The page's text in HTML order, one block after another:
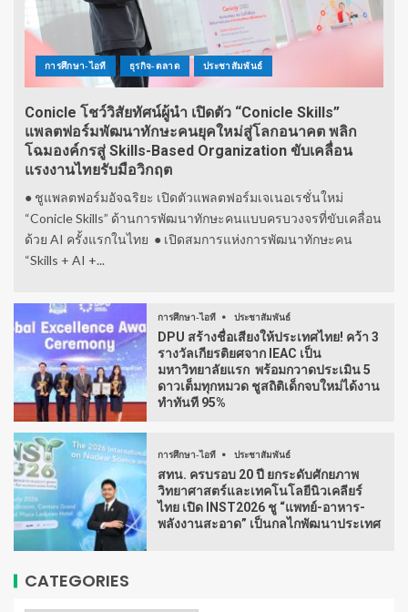
การศึกษา-ไอที ธุรกิจ-ตลาด ประชาสัมพันธ์
Conicle โชว์วิสัยทัศน์ผู้นำ เปิดตัว “Conicle Skills”
แพลตฟอร์มพัฒนาทักษะคนยุคใหม่สู่โลกอนาคต พลิก
โฉมองค์กรสู่ Skills-Based Organization ขับเคลื่อน
แรงงานไทยรับมือวิกฤต
● ชูแพลตฟอร์มอัจฉริยะ เปิดตัวแพลตฟอร์มเจเนอเรชั่นใหม่
“Conicle Skills” ด้านการพัฒนาทักษะคนแบบครบวงจรที่ขับเคลื่อน
ด้วย AI ครั้งแรกในไทย ● เปิดสมการแห่งการพัฒนาทักษะคน
“Skills + AI +...
การศึกษา-ไอที ประชาสัมพันธ์
DPU สร้างชื่อเสียงให้ประเทศไทย! คว้า 3
รางวัลเกียรติยศจาก IEAC เป็น
มหาวิทยาลัยแรก พร้อมกวาดประเมิน 5
ดาวเต็มทุกหมวด ชูสถิติเด็กจบใหม่ได้งาน
ทำทันที 95%
การศึกษา-ไอที ประชาสัมพันธ์
สทน. ครบรอบ 20 ปี ยกระดับศักยภาพ
วิทยาศาสตร์และเทคโนโลยีนิวเคลียร์
ไทย เปิด INST2026 ชู “แพทย์-อาหาร-
พลังงานสะอาด” เป็นกลไกพัฒนาประเทศ
CATEGORIES